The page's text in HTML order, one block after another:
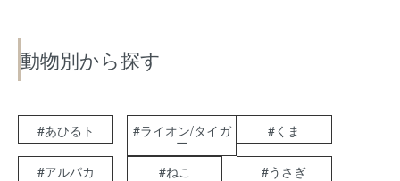
動物別から探す
#あひるト #ライオン/タイガ
ー
#くま
#アルパカ #ねこ
#うさぎ